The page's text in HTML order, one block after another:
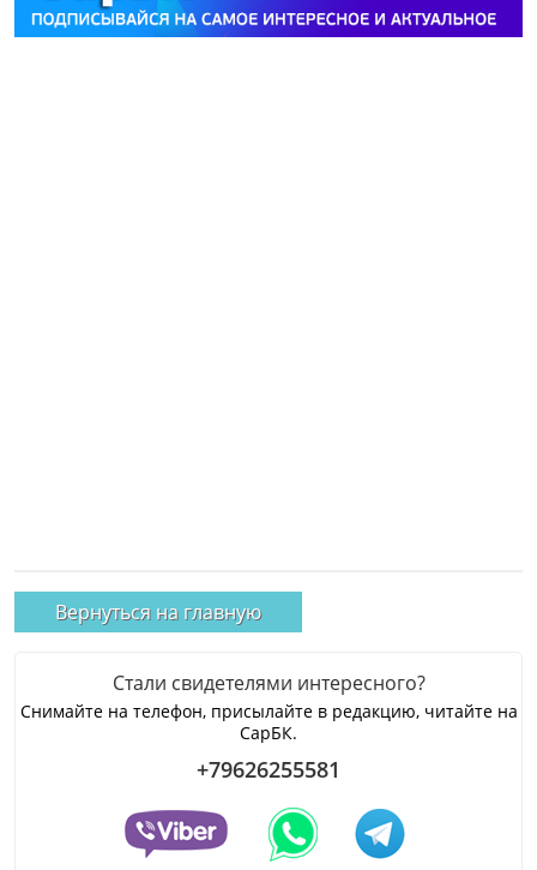
Вернуться на главную
Стали свидетелями интересного?
Снимайте на телефон, присылайте в редакцию, читайте на
СарБК.
+79626255581